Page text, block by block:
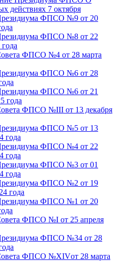
действиях 7 октября
ФПСО №9 от 20
ФПСО №8 от 22
ФПСО №4 от 28 марта
ФПСО №6 от 28
ФПСО №6 от 21
года
ФПСО №III от 13 декабря
ФПСО №5 от 13
года
ФПСО №4 от 22
года
ФПСО №3 от 01
года
ФПСО №2 от 19
года
ФПСО №1 от 20
ФПСО №I от 25 апреля
ФПСО №34 от 28
ФПСО №XIVот 28 марта